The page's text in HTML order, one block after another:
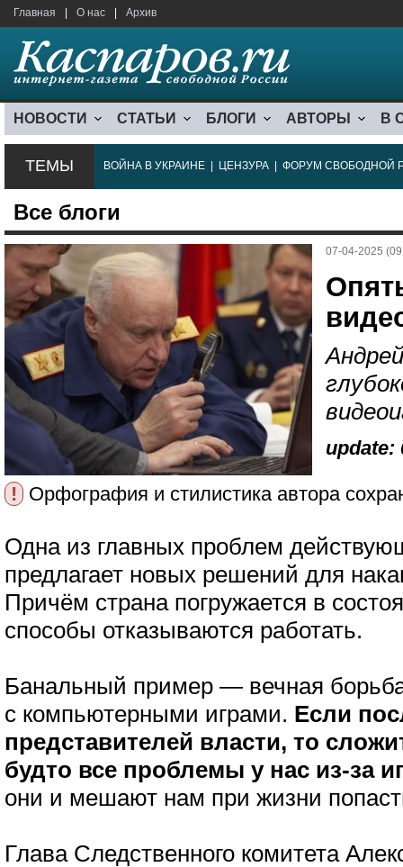
Главная О нас Архив
НОВОСТИ СТАТЬИ БЛОГИ АВТОРЫ В
ТЕМЫ ВОЙНА В УКРАИНЕ ЦЕНЗУРА ФОРУМ СВОБОДНОЙ
Все блоги
07-04-2025
update:
! Орфография и стилистика автора
Одна из главных проблем
предлагает новых решений для
Причём страна погружается в
способы отказываются работать.
Банальный пример — вечная
с компьютерными играми. Если
представителей власти, то
будто все проблемы у нас из-за
они и мешают нам при жизни
Глава Следственного комитета